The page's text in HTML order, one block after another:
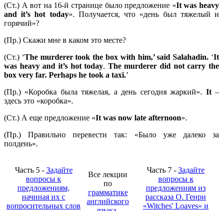
(Ст.) А вот на 16-й странице было предложение «Itwasheavy
andit’shot today». Получается, что «день был тяжелый и
горячий»?
(Пр.) Скажи мне в каком это месте?
(Ст.) ‘The murderer took the box with him,’ said Salahadin. ‘It
was heavy and it’s hot today. The murderer did not carry the
box very far. Perhaps he took a taxi.’
(Пр.) «Коробка была тяжелая, а день сегодня жаркий». It–
здесь это «коробка».
(Ст.) А еще предложение «It was now late afternoon».
(Пр.) Правильно перевести так: «Было уже далеко за
полдень».
Часть 5 - Задайте
вопросы к
предложениям,
начиная их с
вопросительных слов
Все лекции
по
грамматике
английского
Часть 7 - Задайте
вопросы к
предложениям из
рассказа О. Генри
«Witches' Loaves» и